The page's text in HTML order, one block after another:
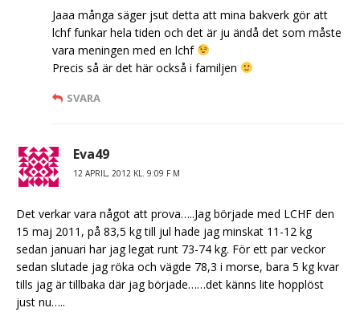
Jaaa många säger jsut detta att mina bakverk gör att
lchf funkar hela tiden och det är ju ändå det som måste
vara meningen med en lchf
Precis så är det här också i familjen
SVARA
Eva49
12 APRIL, 2012 KL. 9:09 F M
Det verkar vara något att prova…..Jag började med LCHF den
15 maj 2011, på 83,5 kg till jul hade jag minskat 11-12 kg
sedan januari har jag legat runt 73-74 kg. För ett par veckor
sedan slutade jag röka och vägde 78,3 i morse, bara 5 kg kvar
tills jag är tillbaka där jag började……det känns lite hopplöst
just nu…..